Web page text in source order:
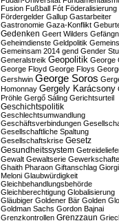
Fusion Fußball Fót Föderalisierung
Fördergelder Gallup Gastarbeiter
Gastronomie Gaza-Konflikt
Gedenken Geert Wilders
Geheimdienste Geldpolitik
Gemeinsam 2014 gend Gender
Generalstreik Geopolitik George
George Floyd George Floys
Gershwin George Soros
Homonnay Gergely Karácsony
Pröhle Gergő Sáling Gerichtsurteil
Geschichtspolitik
Geschlechtsumwandlung
Geschäftsverbindungen
Gesellschaftliche Spaltung
Gesellschaftskrise Gesetz
Gesundheitssystem
Gewalt Gewaltserie
Ghaith Pharaon Giftanschlag
Meloni Glaubwürdigkeit
Gleichbehandlungsbehörde
Gleichberechtigung Globalisierung
Gläubiger Goldener Bär Golden
Goldman Sachs Gordon Bajnai
Grenzkontrollen Grenzzaun